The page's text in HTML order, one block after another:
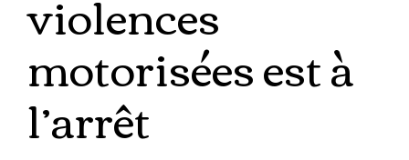
motorisées est à
l’arrêt